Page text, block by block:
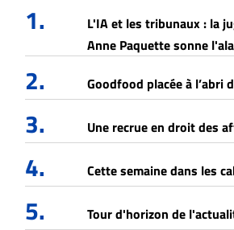
1.
L'IA et les tribunaux : la
Anne Paquette sonne
2. Goodfood placée à l’abri
3. Une recrue en droit des
4. Cette semaine dans les
5. Tour d'horizon de